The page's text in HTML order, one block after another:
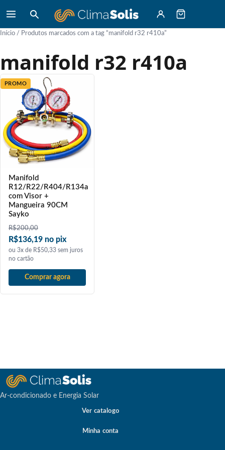
Início / Produtos marcados com a tag “manifold r32 r410a”
manifold r32 r410a
PROMO
Manifold
R12/R22/R404/R134a
com Visor +
Mangueira 90CM
Sayko
R$200,00
R$136,19 no pix
ou 3x de R$50,33 sem juros
no cartão
Comprar agora
Ar-condicionado e Energia Solar
Ver catalogo
Minha conta